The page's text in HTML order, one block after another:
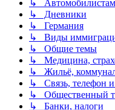
↳
↳ Дневники
↳ Германия
↳ Виды
↳ Общие темы
↳ Медицина,
↳ Жильё,
↳ Связь, телефон и
↳ Общественный
↳ Банки, налоги